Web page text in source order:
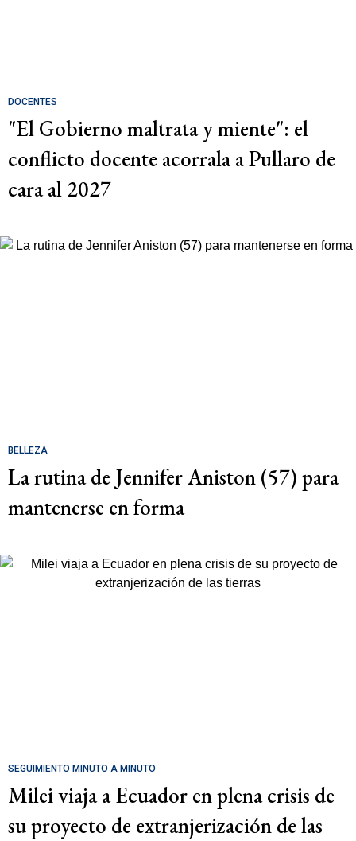
DOCENTES
"El Gobierno maltrata y miente": el
conflicto docente acorrala a Pullaro de
cara al 2027
BELLEZA
La rutina de Jennifer Aniston (57) para
mantenerse en forma
SEGUIMIENTO MINUTO A MINUTO
Milei viaja a Ecuador en plena crisis de
su proyecto de extranjerización de las